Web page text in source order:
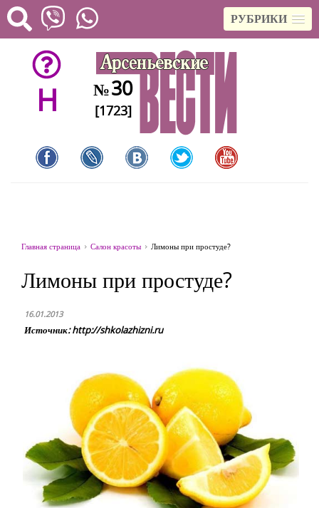
РУБРИКИ
H №30
[1723]
Главная страница Салон красоты Лимоны при простуде?
Лимоны при простуде?
16.01.2013
Источник: http://shkolazhizni.ru